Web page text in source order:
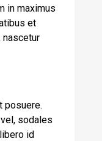
in maximus
et
nascetur
posuere.
sodales
id